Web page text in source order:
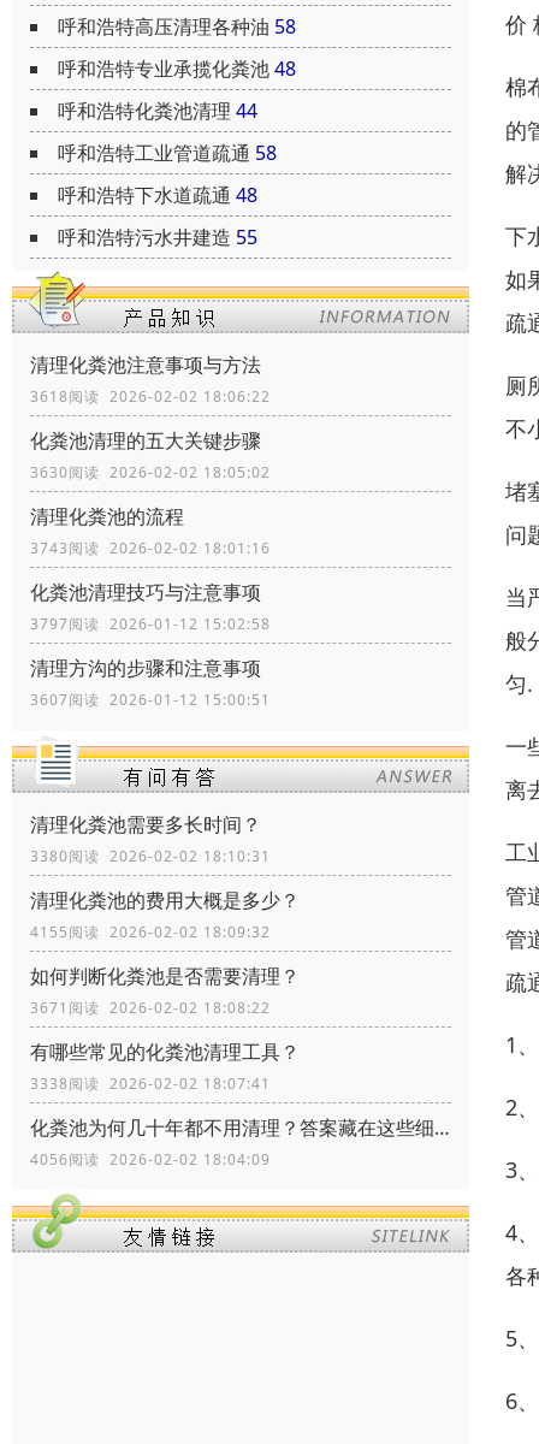
呼和浩特高压清理各种油 58
呼和浩特专业承揽化粪池48
呼和浩特化粪池清理 44
呼和浩特工业管道疏通 58
呼和浩特下水道疏通 48
呼和浩特污水井建造 55
清理化粪池注意事项与方法
3618阅读 2026-02-02 18:06:22
化粪池清理的五大关键步骤
3630阅读 2026-02-02 18:05:02
清理化粪池的流程
3743阅读 2026-02-02 18:01:16
化粪池清理技巧与注意事项
3797阅读 2026-01-12 15:02:58
清理方沟的步骤和注意事项
3607阅读 2026-01-12 15:00:51
清理化粪池需要多长时间？
3380阅读 2026-02-02 18:10:31
清理化粪池的费用大概是多少？
4155阅读 2026-02-02 18:09:32
如何判断化粪池是否需要清理？
3671阅读 2026-02-02 18:08:22
有哪些常见的化粪池清理工具？
3338阅读 2026-02-02 18:07:41
化粪池为何几十年都不用清理？答案藏在这些细节里！
4056阅读 2026-02-02 18:04:09
价
棉
的
解
下
如
疏
厕
不
堵
问
当
般
匀.
一
离
工
管
管
疏
1
2
3
4
各
5
6